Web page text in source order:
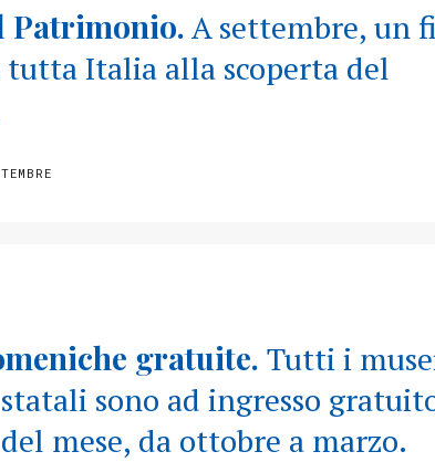
Patrimonio.A settembre, un
Italia alla scoperta del
gratuite. Tutti i
sono ad ingresso
mese, da ottobre a marzo.